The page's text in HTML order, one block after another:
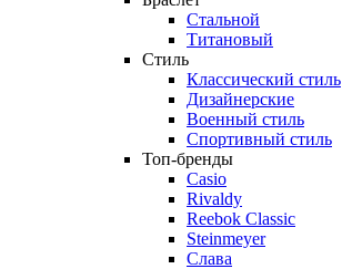
Стальной
Титановый
Стиль
Классический стиль
Дизайнерские
Военный стиль
Спортивный стиль
Топ-бренды
Casio
Rivaldy
Reebok Classic
Steinmeyer
Слава